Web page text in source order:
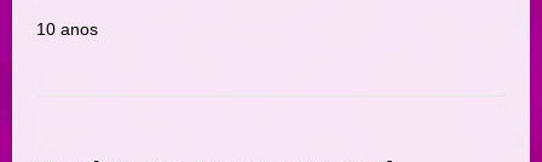
10 anos